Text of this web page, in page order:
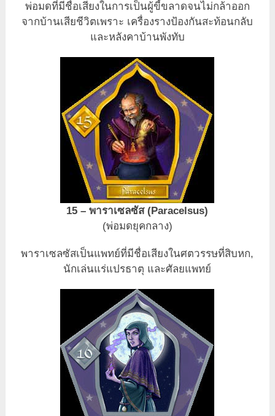
พ่อมดที่มีชื่อเสียงในการเป็นผู้ขี้ขลาดจนไม่กล้าออก
จากบ้านเสียชีวิตเพราะ เครื่องรางป้องกันสะท้อนกลับ
และหลังคาบ้านพังทับ
15 – พาราเซลซัส (Paracelsus)
(พ่อมดยุคกลาง)
พาราเซลซัสเป็นแพทย์ที่มีชื่อเสียงในศตวรรษที่สิบหก,
นักเล่นแร่แปรธาตุ และศัลยแพทย์